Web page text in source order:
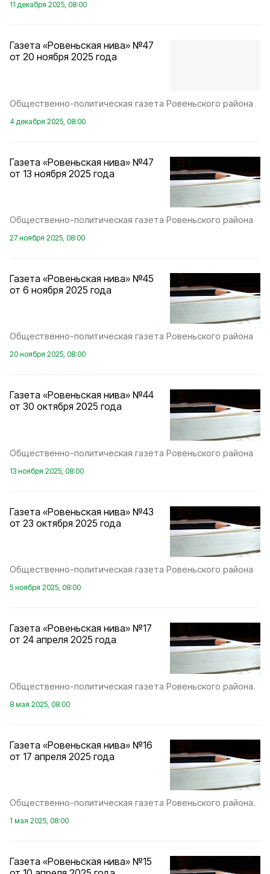
11 декабря 2025, 08:00
Газета «Ровеньская нива» №47
от 20 ноября 2025 года
Общественно-политическая газета Ровеньского района
4 декабря 2025, 08:00
Газета «Ровеньская нива» №47
от 13 ноября 2025 года
Общественно-политическая газета Ровеньского района
27 ноября 2025, 08:00
Газета «Ровеньская нива» №45
от 6 ноября 2025 года
Общественно-политическая газета Ровеньского района
20 ноября 2025, 08:00
Газета «Ровеньская нива» №44
от 30 октября 2025 года
Общественно-политическая газета Ровеньского района
13 ноября 2025, 08:00
Газета «Ровеньская нива» №43
от 23 октября 2025 года
Общественно-политическая газета Ровеньского района
5 ноября 2025, 08:00
Газета «Ровеньская нива» №17
от 24 апреля 2025 года
Общественно-политическая газета Ровеньского района.
8 мая 2025, 08:00
Газета «Ровеньская нива» №16
от 17 апреля 2025 года
Общественно-политическая газета Ровеньского района.
1 мая 2025, 08:00
Газета «Ровеньская нива» №15